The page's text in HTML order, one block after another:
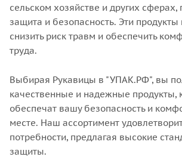
сельском хозяйстве и других
защита и безопасность. Эти
снизить риск травм и обеспечить
труда.
Выбирая Рукавицы в "УПАК.РФ", вы
качественные и надежные продукты,
обеспечат вашу безопасность и
месте. Наш ассортимент
потребности, предлагая высокие
защиты.